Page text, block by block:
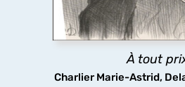
À tout
Charlier Marie-Astrid,
art contemporain, bande
XIX siècle à nos
découvrir